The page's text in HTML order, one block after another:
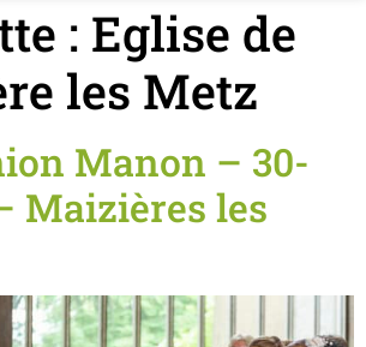
: Eglise de
les Metz
Manon – 30-
Maizières les